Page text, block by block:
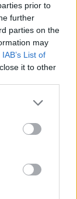
prior to
further
parties on the
may
IAB’s List of
it to other
Google
may click to
tags to
Google